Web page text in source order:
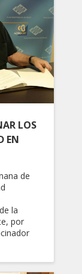
LOS
EN
de
la
por